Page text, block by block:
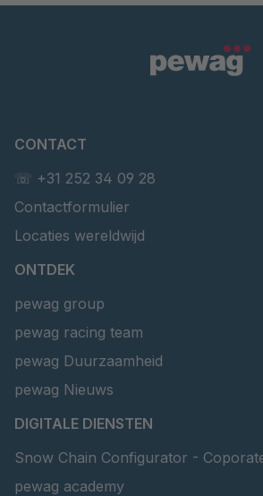
CONTACT
☏ +31 252 34 09 28
Contactformulier
Locaties wereldwijd
ONTDEK
pewag group
pewag racing team
pewag Duurzaamheid
pewag Nieuws
DIGITALE DIENSTEN
Snow Chain Configurator -
pewag academy